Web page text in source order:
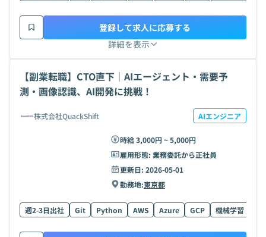
詳細を表示
登録して求人に応募する
【副業転職】CTO直下｜AIエージェント・需要予
測・画像認識、AI開発に挑戦！
株式会社QuackShift AIエンジニア
時給 3,000円 ~ 5,000円
雇用形態: 業務委託から正社員
更新日: 2026-05-01
勤務地:東京都
週2-3日出社 Git Python AWS Azure GCP 機械学習